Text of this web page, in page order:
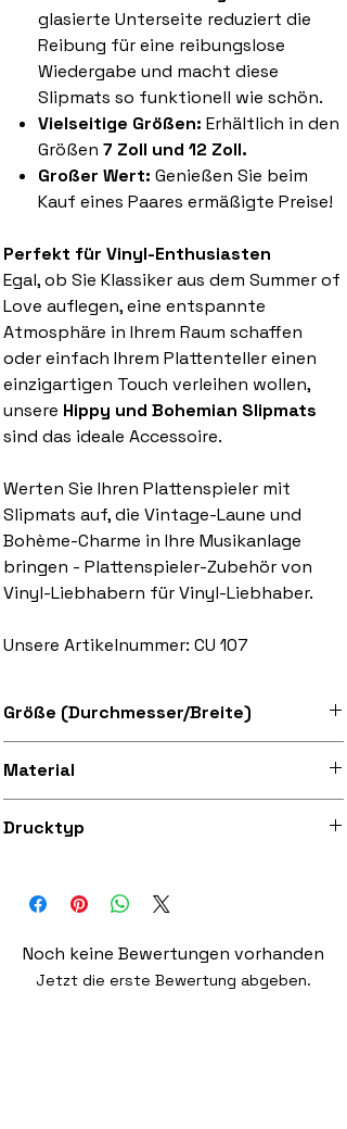
glasierte Unterseite reduziert die
Reibung für eine reibungslose
Wiedergabe und macht diese
Slipmats so funktionell wie schön.
Vielseitige Größen: Erhältlich in den
Größen 7 Zoll und 12 Zoll.
Großer Wert: Genießen Sie beim
Kauf eines Paares ermäßigte Preise!
Perfekt für Vinyl-Enthusiasten
Egal, ob Sie Klassiker aus dem Summer of
Love auflegen, eine entspannte
Atmosphäre in Ihrem Raum schaffen
oder einfach Ihrem Plattenteller einen
einzigartigen Touch verleihen wollen,
unsere Hippy und Bohemian Slipmats
sind das ideale Accessoire.
Werten Sie Ihren Plattenspieler mit
Slipmats auf, die Vintage-Laune und
Bohème-Charme in Ihre Musikanlage
bringen - Plattenspieler-Zubehör von
Vinyl-Liebhabern für Vinyl-Liebhaber.
Unsere Artikelnummer: CU 107
Größe (Durchmesser/Breite)
Material
Drucktyp
Stoff
Noch keine Bewertungen vorhanden
Jetzt die erste Bewertung abgeben.